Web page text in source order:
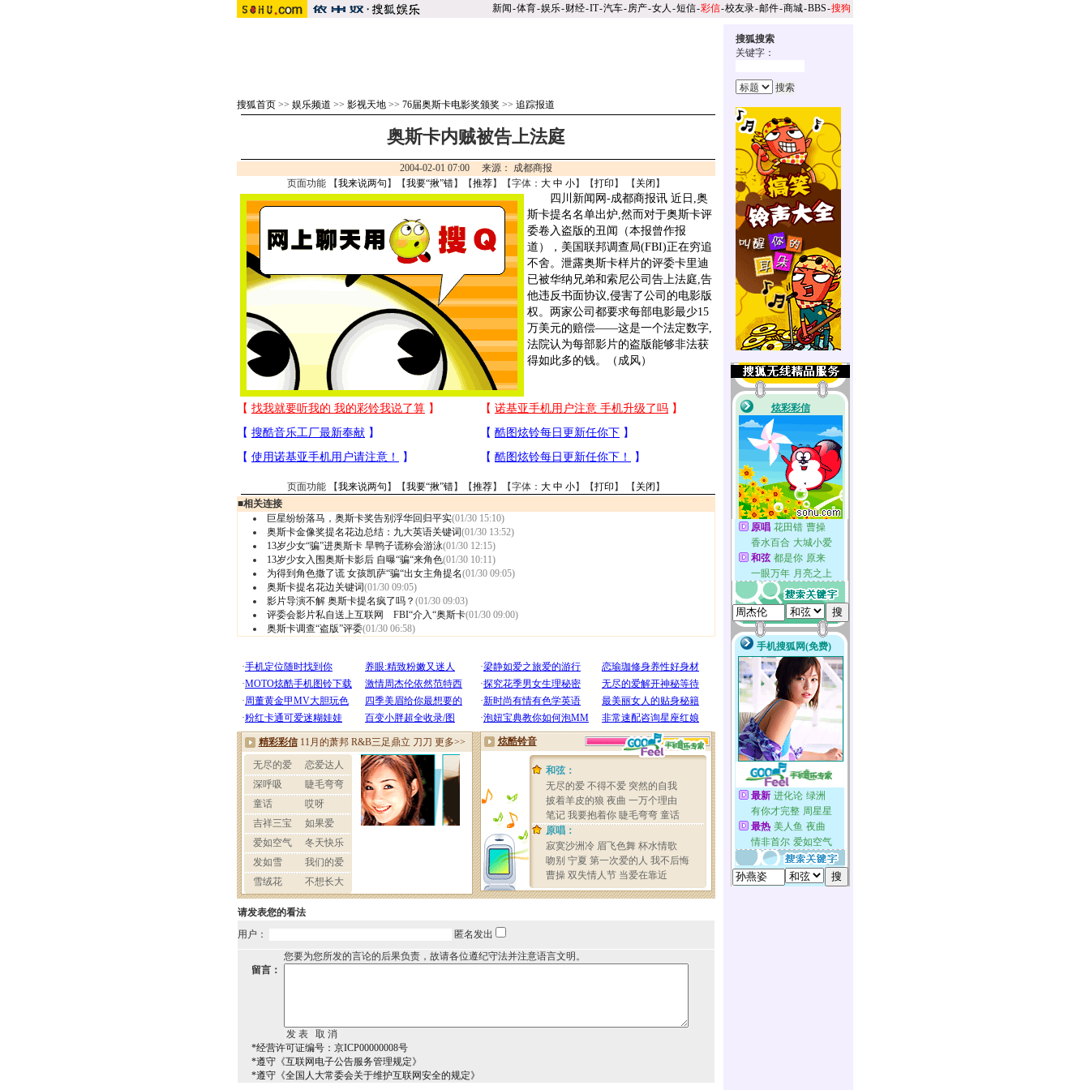
新闻-体育-娱乐-财经-IT-汽车-房产-女人 -短信-彩信-校友录-邮件-商城-BBS-搜狗
搜狐首页 >> 娱乐频道 >> 影视天地 >> 76届奥斯卡电影奖颁奖 >> 追踪报道
奥斯卡内贼被告上法庭
2004-02-01 07:00 来源： 成都商报
页面功能 【我来说两句 】【我要“揪”错】【推荐】【字体： 大 中 小】【打印 】 【 关闭 】
四川新闻网-成都商报讯 近日,奥
斯卡提名名单出炉,然而对于奥斯卡评
委卷入盗版的丑闻（本报曾作报
道），美国联邦调查局(FBI)正在穷追
不舍。泄露奥斯卡样片的评委卡里迪
已被华纳兄弟和索尼公司告上法庭,告
他违反书面协议,侵害了公司的电影版
权。两家公司都要求每部电影最少15
万美元的赔偿——这是一个法定数字,
法院认为每部影片的盗版能够非法获
得如此多的钱。（成风）
页面功能 【我来说两句 】【我要“揪”错】【推荐】【字体： 大 中 小】【打印 】 【 关闭 】
■相关连接
巨星纷纷落马，奥斯卡奖告别浮华回归平实(01/30 15:10)
奥斯卡金像奖提名花边总结：九大英语关键词(01/30 13:52)
13岁少女“骗”进奥斯卡 旱鸭子谎称会游泳(01/30 12:15)
13岁少女入围奥斯卡影后 自曝“骗“来角色(01/30 10:11)
为得到角色撒了谎 女孩凯萨“骗“出女主角提名(01/30 09:05)
奥斯卡提名花边关键词(01/30 09:05)
影片导演不解 奥斯卡提名疯了吗？ (01/30 09:03)
评委会影片私自送上互联网 FBI“介入“奥斯卡(01/30 09:00)
奥斯卡调查“盗版”评委(01/30 06:58)
请发表您的看法
用户：
匿名发出
您要为您所发的言论的后果负责，故请各位遵纪守法并注意语言文明。
留言：
*经营许可证编号：京ICP00000008号
*遵守《互联网电子公告服务管理规定》
*遵守《全国人大常委会关于维护互联网安全的规定》
搜狐搜索
关键字：